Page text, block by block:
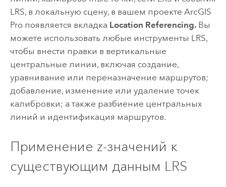
LRS, в локальную сцену, в вашем проекте ArcGIS
Proпоявляется вкладка Location Referencing.Вы
можете использовать любые инструменты LRS,
чтобы внести правки в вертикальные
центральные линии, включая создание,
уравнивание или переназначение маршрутов;
добавление, изменение или удаление точек
калибровки; а также разбиение центральных
линий и идентификация маршрутов.
Применение z-значений к
существующим данным LRS